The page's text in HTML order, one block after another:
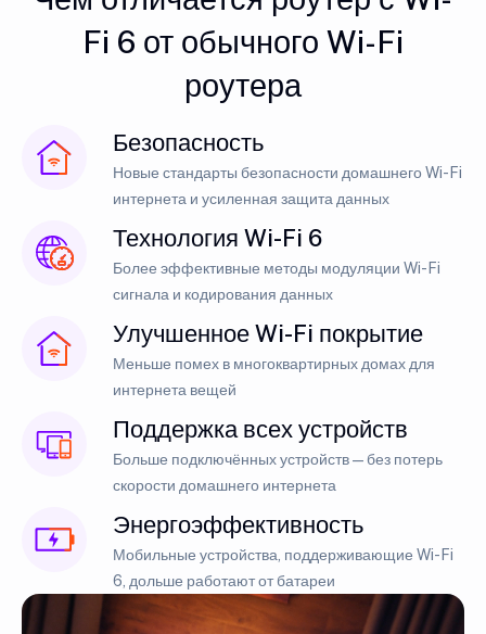
Fi 6 от обычного Wi-Fi
роутера
Безопасность
Новые стандарты безопасности домашнего Wi-Fi
интернета и усиленная защита данных
Технология Wi-Fi 6
Более эффективные методы модуляции Wi-Fi
сигнала и кодирования данных
Улучшенное Wi-Fi покрытие
Меньше помех в многоквартирных домах для
интернета вещей
Поддержка всех устройств
Больше подключённых устройств — без потерь
скорости домашнего интернета
Энергоэффективность
Мобильные устройства, поддерживающие Wi-Fi
6, дольше работают от батареи